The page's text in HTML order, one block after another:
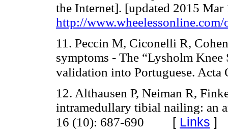
the Internet]. [updated 2015
http://
11. Peccin M, Ciconelli R,
symptoms - The “Lysholm
validation into Portuguese. Acta
12. Althausen P, Neiman R,
intramedullary tibial nailing: an
16 (10): 687-690 [ Links ]